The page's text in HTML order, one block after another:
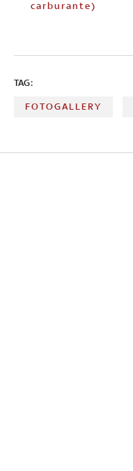
carburante)
TAG:
FOTOGALLERY